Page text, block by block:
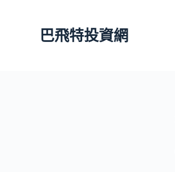
巴飛特投資網